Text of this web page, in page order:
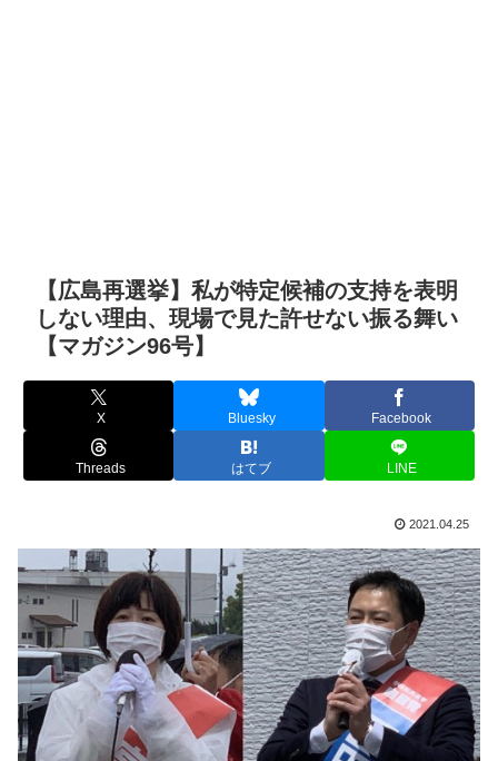
【広島再選挙】私が特定候補の支持を表明
しない理由、現場で見た許せない振る舞い
【マガジン96号】
X Bluesky Facebook
Threads はてブ LINE
2021.04.25